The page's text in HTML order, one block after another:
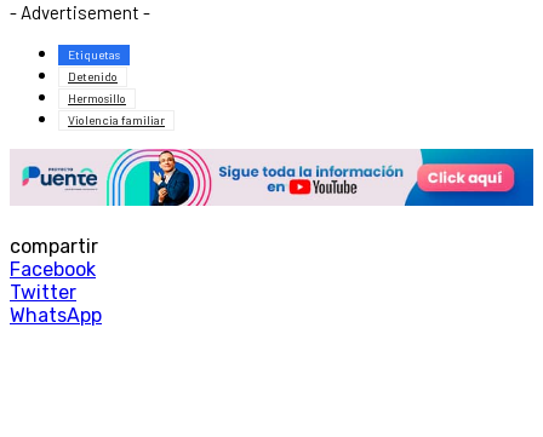
- Advertisement -
Etiquetas
Detenido
Hermosillo
Violencia familiar
compartir
Facebook
Twitter
WhatsApp